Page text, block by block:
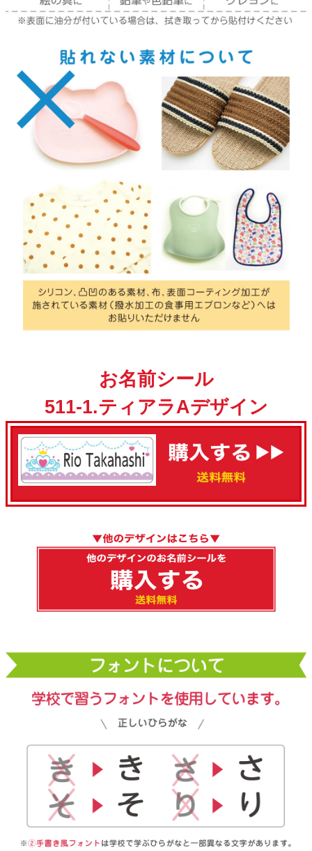
お名前シール
511-1.ティアラAデザイン